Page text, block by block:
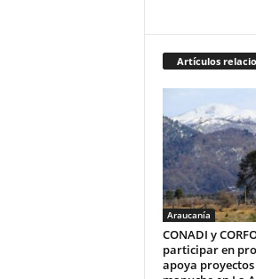
Artículos
Araucanía
CONADI y
participar en
apoya